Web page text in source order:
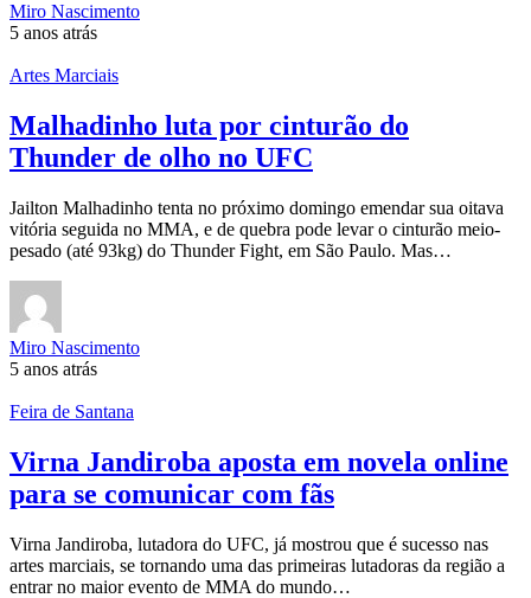
Miro Nascimento
5 anos atrás
Artes Marciais
Malhadinho luta por cinturão do
Thunder de olho no UFC
Jailton Malhadinho tenta no próximo domingo emendar sua oitava
vitória seguida no MMA, e de quebra pode levar o cinturão meio-
pesado (até 93kg) do Thunder Fight, em São Paulo. Mas…
Miro Nascimento
5 anos atrás
Feira de Santana
Virna Jandiroba aposta em novela online
para se comunicar com fãs
Virna Jandiroba, lutadora do UFC, já mostrou que é sucesso nas
artes marciais, se tornando uma das primeiras lutadoras da região a
entrar no maior evento de MMA do mundo…